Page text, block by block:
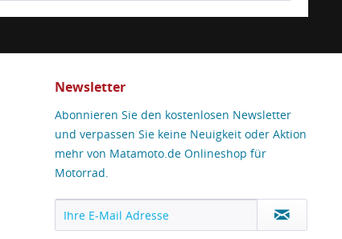
Newsletter
Abonnieren Sie den kostenlosen Newsletter
und verpassen Sie keine Neuigkeit oder Aktion
mehr von Matamoto.de Onlineshop für
Motorrad.